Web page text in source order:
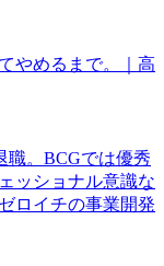
やめるまで。｜高
職。BCGでは優秀
ッショナル意識な
ロイチの事業開発